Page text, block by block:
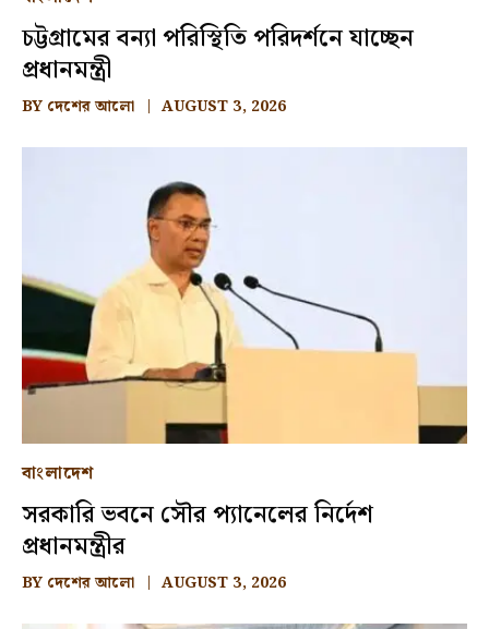
চট্টগ্রামের বন্যা পরিস্থিতি পরিদর্শনে যাচ্ছেন
প্রধানমন্ত্রী
BY দেশের আলো AUGUST 3, 2026
বাংলাদেশ
সরকারি ভবনে সৌর প্যানেলের নির্দেশ
প্রধানমন্ত্রীর
BY দেশের আলো AUGUST 3, 2026